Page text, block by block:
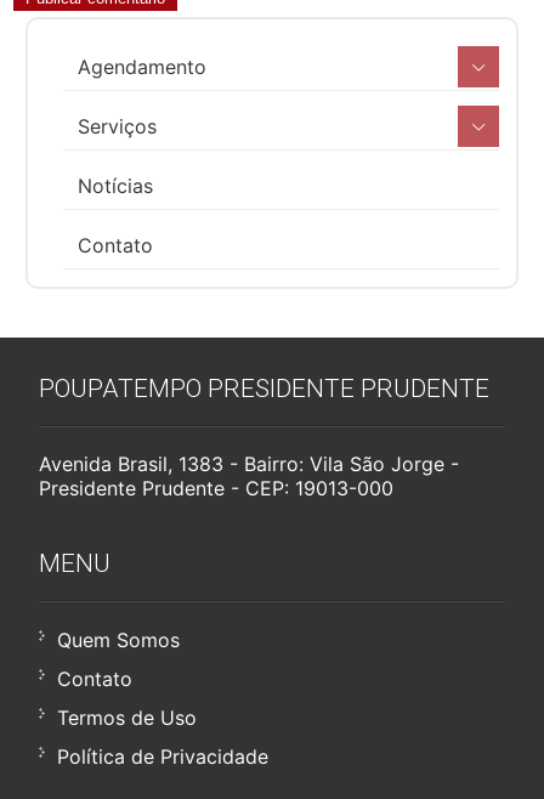
Agendamento
Serviços
Notícias
Contato
POUPATEMPO PRESIDENTE PRUDENTE
Avenida Brasil, 1383 - Bairro: Vila São Jorge -
Presidente Prudente - CEP: 19013-000
MENU
Quem Somos
Contato
Termos de Uso
Política de Privacidade